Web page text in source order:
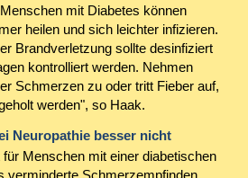
mit Diabetes können
heilen und sich leichter infizieren.
Brandverletzung sollte desinfiziert
kontrolliert werden. Nehmen
Schmerzen zu oder tritt Fieber auf,
werden", so Haak.
Neuropathie besser nicht
Menschen mit einer diabetischen
verminderte Schmerzempfinden